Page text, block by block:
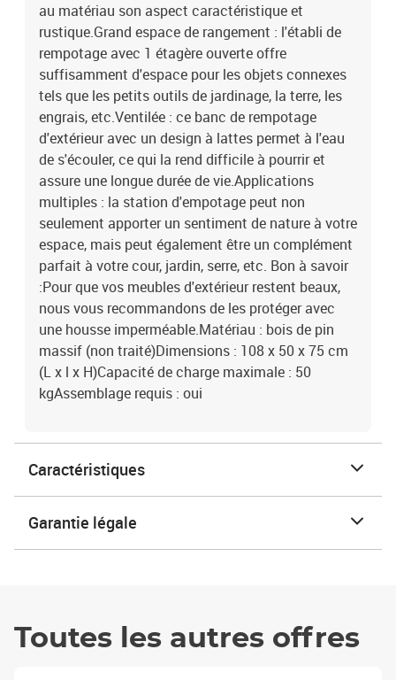
au matériau son aspect caractéristique et
rustique.Grand espace de rangement : l'établi de
rempotage avec 1 étagère ouverte offre
suffisamment d'espace pour les objets connexes
tels que les petits outils de jardinage, la terre, les
engrais, etc.Ventilée : ce banc de rempotage
d'extérieur avec un design à lattes permet à l'eau
de s'écouler, ce qui la rend difficile à pourrir et
assure une longue durée de vie.Applications
multiples : la station d'empotage peut non
seulement apporter un sentiment de nature à votre
espace, mais peut également être un complément
parfait à votre cour, jardin, serre, etc. Bon à savoir
:Pour que vos meubles d'extérieur restent beaux,
nous vous recommandons de les protéger avec
une housse imperméable.Matériau : bois de pin
massif (non traité)Dimensions : 108 x 50 x 75 cm
(L x l x H)Capacité de charge maximale : 50
kgAssemblage requis : oui
Caractéristiques
Garantie légale
Toutes les autres offres